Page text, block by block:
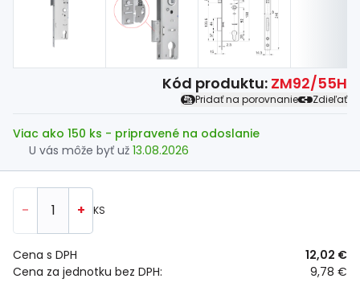
Kód produktu: ZM92/55H
Pridať na porovnanie Zdieľať
Viac ako 150 ks - pripravené na odoslanie
U vás môže byť už 13.08.2026
- + KS
Cena za jednotku bez DPH: 9,78 €
Cena s DPH 12,02 €